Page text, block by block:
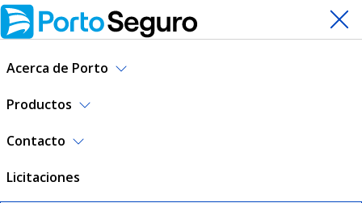
Acerca de Porto
Productos
Contacto
Licitaciones